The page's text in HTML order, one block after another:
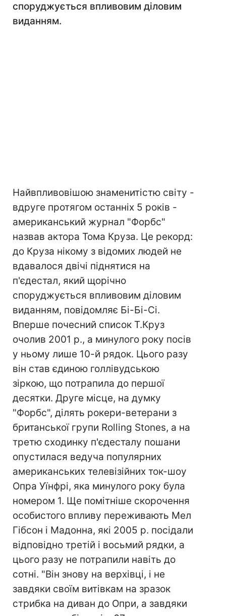
споруджується впливовим діловим
виданням.
Найвпливовішою знаменитістю світу -
вдруге протягом останніх 5 років -
американський журнал "Форбс"
назвав актора Тома Круза. Це рекорд:
до Круза нікому з відомих людей не
вдавалося двічі піднятися на
п'єдестал, який щорічно
споруджується впливовим діловим
виданням, повідомляє Бі-Бі-Сі.
Вперше почесний список Т.Круз
очолив 2001 р., а минулого року посів
у ньому лише 10-й рядок. Цього разу
він став єдиною голлівудською
зіркою, що потрапила до першої
десятки. Друге місце, на думку
"Форбс", ділять рокери-ветерани з
британської групи Rolling Stones, а на
третю сходинку п'єдесталу пошани
опустилася ведуча популярних
американських телевізійних ток-шоу
Опра Уїнфрі, яка минулого року була
номером 1. Ще помітніше скорочення
особистого впливу переживають Мел
Гібсон і Мадонна, які 2005 р. посідали
відповідно третій і восьмий рядки, а
цього разу не потрапили навіть до
сотні. "Він знову на верхівці, і не
завдяки своїм витівкам на зразок
стрибка на диван до Опри, а завдяки